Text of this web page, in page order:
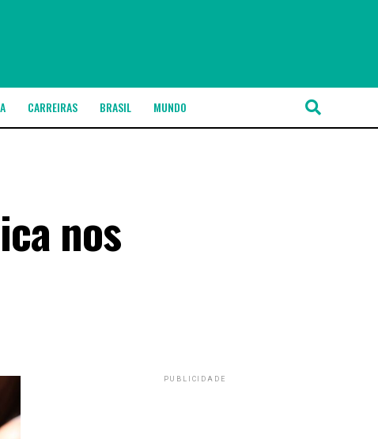
CARREIRAS BRASIL MUNDO
nos
PUBLICIDADE